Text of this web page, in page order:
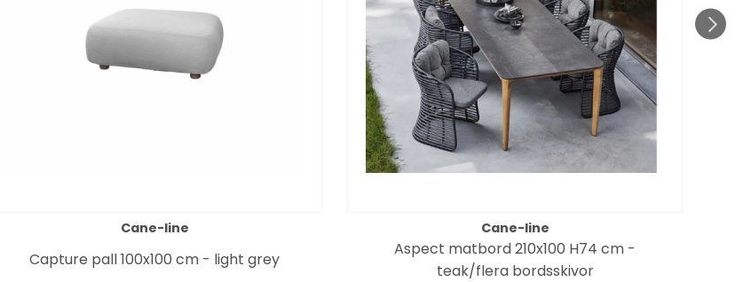
Cane-line
Capture pall 100x100 cm - light grey
Cane-line
Aspect matbord 210x100 H74 cm -
teak/flera bordsskivor